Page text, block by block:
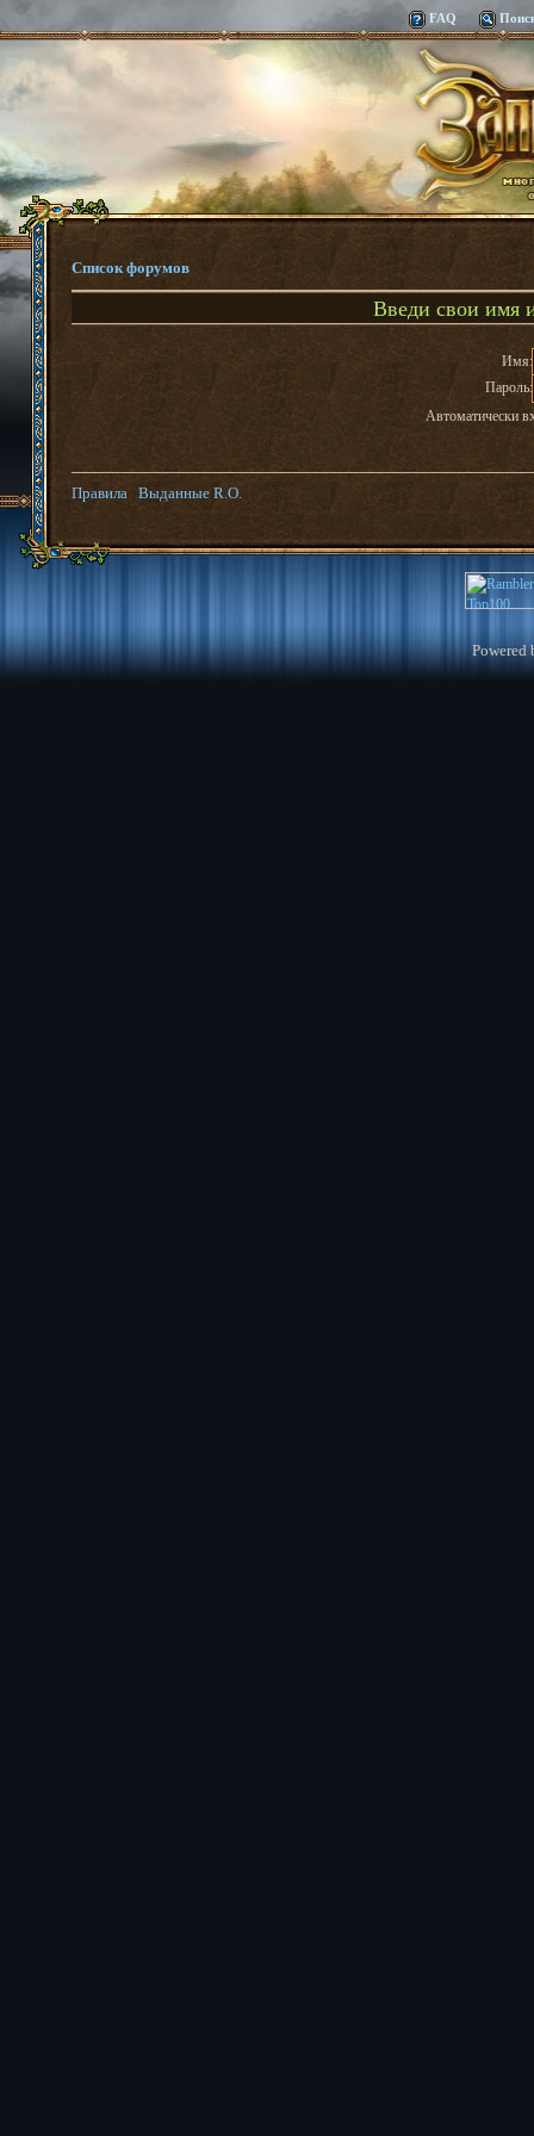
FAQ
Список форумов
Введи свои имя
Имя:
Пароль:
Автоматически
Правила Выданные R.O.
Powered